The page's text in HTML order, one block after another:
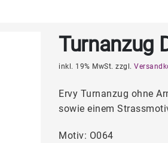
Turnanzug
inkl. 19% MwSt. zzgl.
Ervy Turnanzug ohne
sowie einem
Motiv: O064